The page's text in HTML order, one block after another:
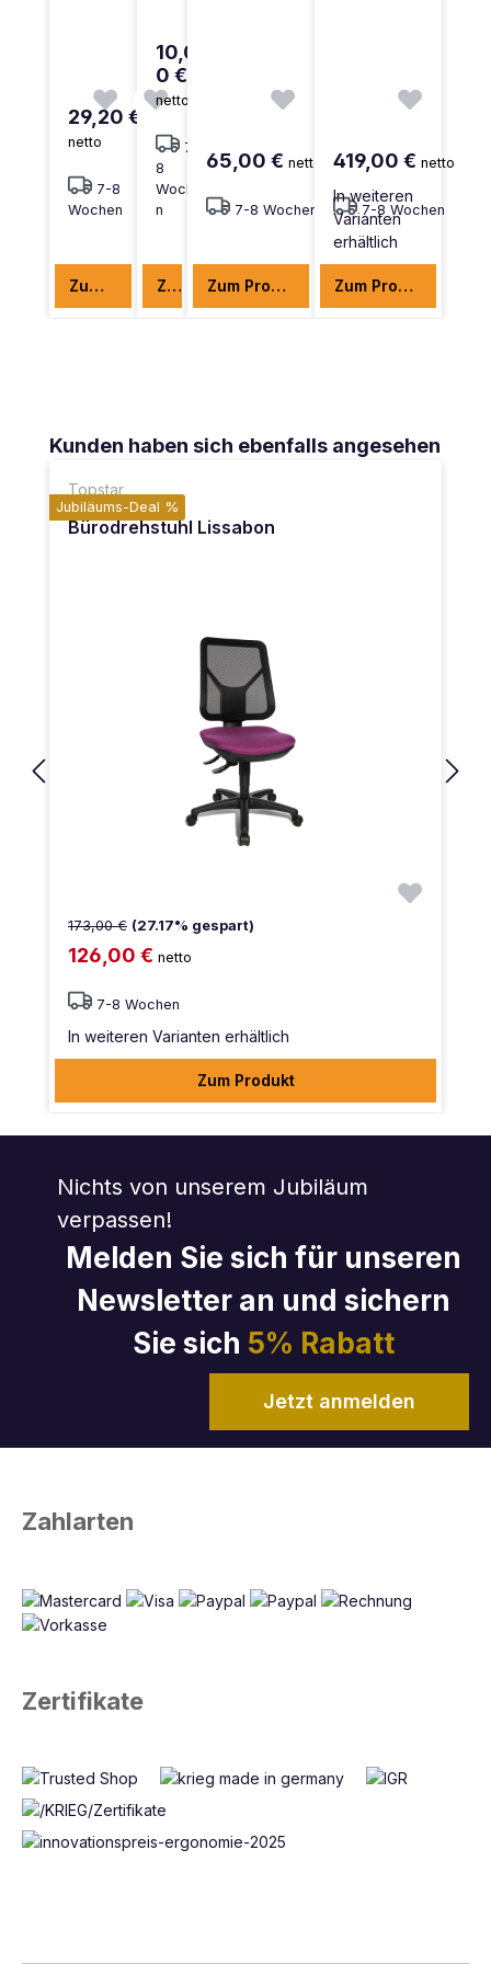
29,20 €
netto
7-8
Wochen
Zum Produkt
10,0
0 €
netto
7-
8
Woche
n
Zum Produkt
65,00 € netto
7-8 Wochen
Zum Produkt
419,00 € netto
7-8 Wochen
In weiteren
Varianten
erhältlich
Zum Produkt
Produktgalerie überspringen
Kunden haben sich ebenfalls angesehen
Topstar
Jubiläums-Deal %
Bürodrehstuhl Lissabon
173,00 € (27.17% gespart)
126,00 € netto
7-8 Wochen
In weiteren Varianten erhältlich
Zum Produkt
Nichts von unserem Jubiläum
verpassen!
Melden Sie sich für unseren
Newsletter an und sichern
Sie sich 5% Rabatt
Jetzt anmelden
Zahlarten
Zertifikate